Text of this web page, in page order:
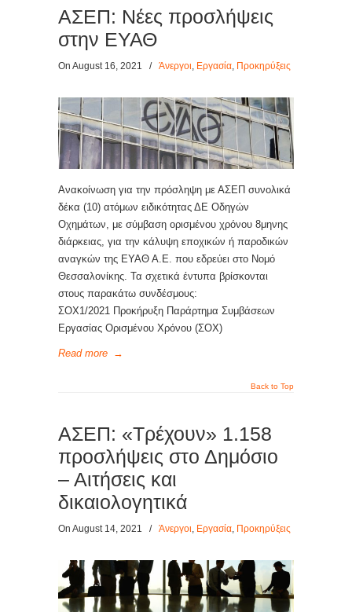
AΣΕΠ: Νέες προσλήψεις
στην ΕΥΑΘ
On August 16, 2021 / Άνεργοι, Εργασία, Προκηρύξεις
Ανακοίνωση για την πρόσληψη με ΑΣΕΠ συνολικά
δέκα (10) ατόμων ειδικότητας ΔΕ Οδηγών
Οχημάτων, με σύμβαση ορισμένου χρόνου 8μηνης
διάρκειας, για την κάλυψη εποχικών ή παροδικών
αναγκών της ΕΥΑΘ Α.Ε. που εδρεύει στο Νομό
Θεσσαλονίκης. Τα σχετικά έντυπα βρίσκονται
στους παρακάτω συνδέσμους:
ΣΟΧ1/2021 Προκήρυξη Παράρτημα Συμβάσεων
Εργασίας Ορισμένου Χρόνου (ΣΟΧ)
Read more →
Back to Top
ΑΣΕΠ: «Τρέχουν» 1.158
προσλήψεις στο Δημόσιο
– Αιτήσεις και
δικαιολογητικά
On August 14, 2021 / Άνεργοι, Εργασία, Προκηρύξεις